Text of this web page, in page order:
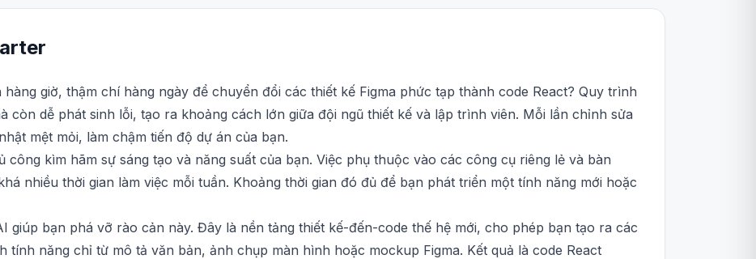
giờ, thậm chí hàng ngày để chuyển đổi các thiết kế Figma phức tạp thành code React? Quy trình
còn dễ phát sinh lỗi, tạo ra khoảng cách lớn giữa đội ngũ thiết kế và lập trình viên. Mỗi lần chỉnh sửa
mệt mỏi, làm chậm tiến độ dự án của bạn.
kìm hãm sự sáng tạo và năng suất của bạn. Việc phụ thuộc vào các công cụ riêng lẻ và bàn
nhiều thời gian làm việc mỗi tuần. Khoảng thời gian đó đủ để bạn phát triển một tính năng mới hoặc
giúp bạn phá vỡ rào cản này. Đây là nền tảng thiết kế-đến-code thế hệ mới, cho phép bạn tạo ra các
tính năng chỉ từ mô tả văn bản, ảnh chụp màn hình hoặc mockup Figma. Kết quả là code React